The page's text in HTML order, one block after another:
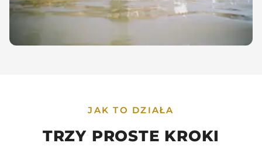
JAK TO DZIAŁA
TRZY PROSTE KROKI